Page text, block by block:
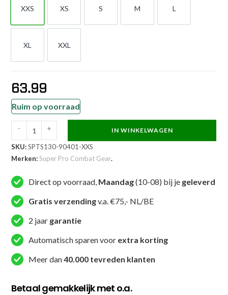
XXS
XXS
XS
XS
S
S
M
M
L
L
XL
XL
XXL
XXL
63.99
Ruim op voorraad
Pro
Combat
Gear
Kickboks
Short
Thai
Short
-
/
- + IN WINKELWAGEN
SKU:SPTS130-90401-XXS
Merken:Super Pro Combat Gear.
Direct op voorraad, Maandag(10-08) bij je geleverd
Gratis verzendingv.a. €75,- NL/BE
2 jaar garantie
Automatisch sparen voor extra korting
Meer dan40.000 tevreden klanten
Betaal gemakkelijk met o.a.